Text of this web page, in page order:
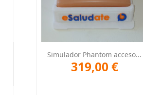
Vista rápida
Simulador Phantom acceso...
319,00 €